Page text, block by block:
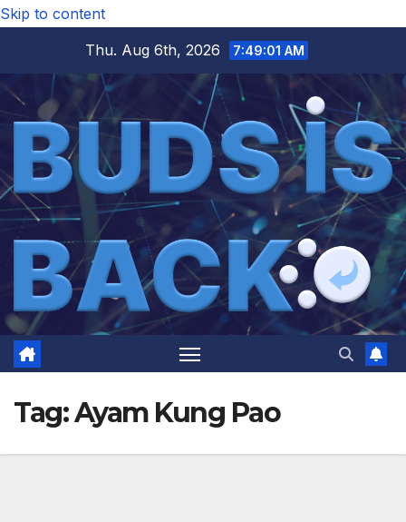
Skip to content
Thu. Aug 6th, 2026
7:49:01 AM
Tag:Ayam Kung Pao